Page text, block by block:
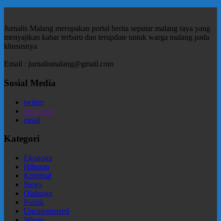
Jurnalis Malang merupakan portal berita seputar malang raya yang
menyajikan kabar terbaru dan terupdate untuk warga malang pada
khususnya
Email : jurnalismalang@gmail.com
Sosial Media
twitter
instagram
email
Kategori
Ekonomi
Hiburan
Kriminal
News
Olahraga
Politik
Uncategorized